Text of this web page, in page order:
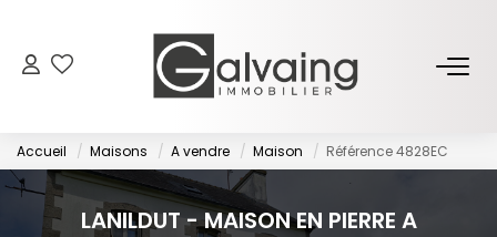
À Vendre
À Louer
Accueil Maisons A vendre Maison Référence 4828EC
LANILDUT - MAISON EN PIERRE A